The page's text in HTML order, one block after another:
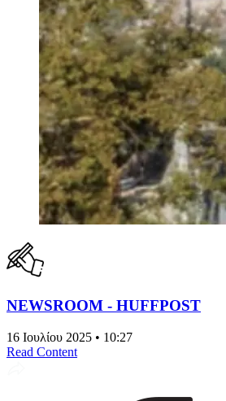
NEWSROOM - HUFFPOST
16 Ιουλίου 2025 • 10:27
Read Content